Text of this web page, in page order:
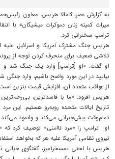
به گزارش نصر، کامالا هریس، معاون
میراث کمیته زنان دموکرات میشیگان» با
ترامپ سخنرانی کرد.
هریس جنگ مشترک آمریکا و اسرائیل علیه
تلاشی ضعیف برای منحرف کردن توجه از
او گفت: «او [ترامپ] وارد یک جنگ شد و
بیایید در این مورد واضح باشیم، وارد جنگی
از عواقب متعدد آن، افزایش قیمت بنزین
هریس افزود: «ما با فاسدترین،
تاریخ ایالات متحده روبه‌رو هستیم. این
تمام‌وقت بیش‌جبرانی می‌کند و وانمود
او ترامپ را «مرد ناامنی» توصیف کرد
نیروی نظامی آمریکا علیه هر که بخواهد
هریس با لحنی تمسخرآمیز، گفتگوی خیالی